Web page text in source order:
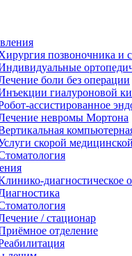
позвоночника и
боли без операции
гиалуроновой
ассистированное
невромы Мортона
скорой
диагностическое
/ стационар
отделение